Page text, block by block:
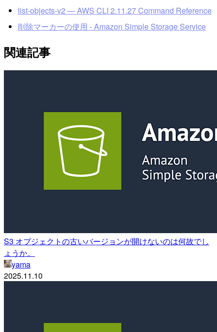
list-objects-v2 — AWS CLI 2.11.27 Command Reference
削除マーカーの使用 - Amazon Simple Storage Service
関連記事
S3 オブジェクトの古いバージョンが開けないのは何故でし
ょうか。
yama
2025.11.10